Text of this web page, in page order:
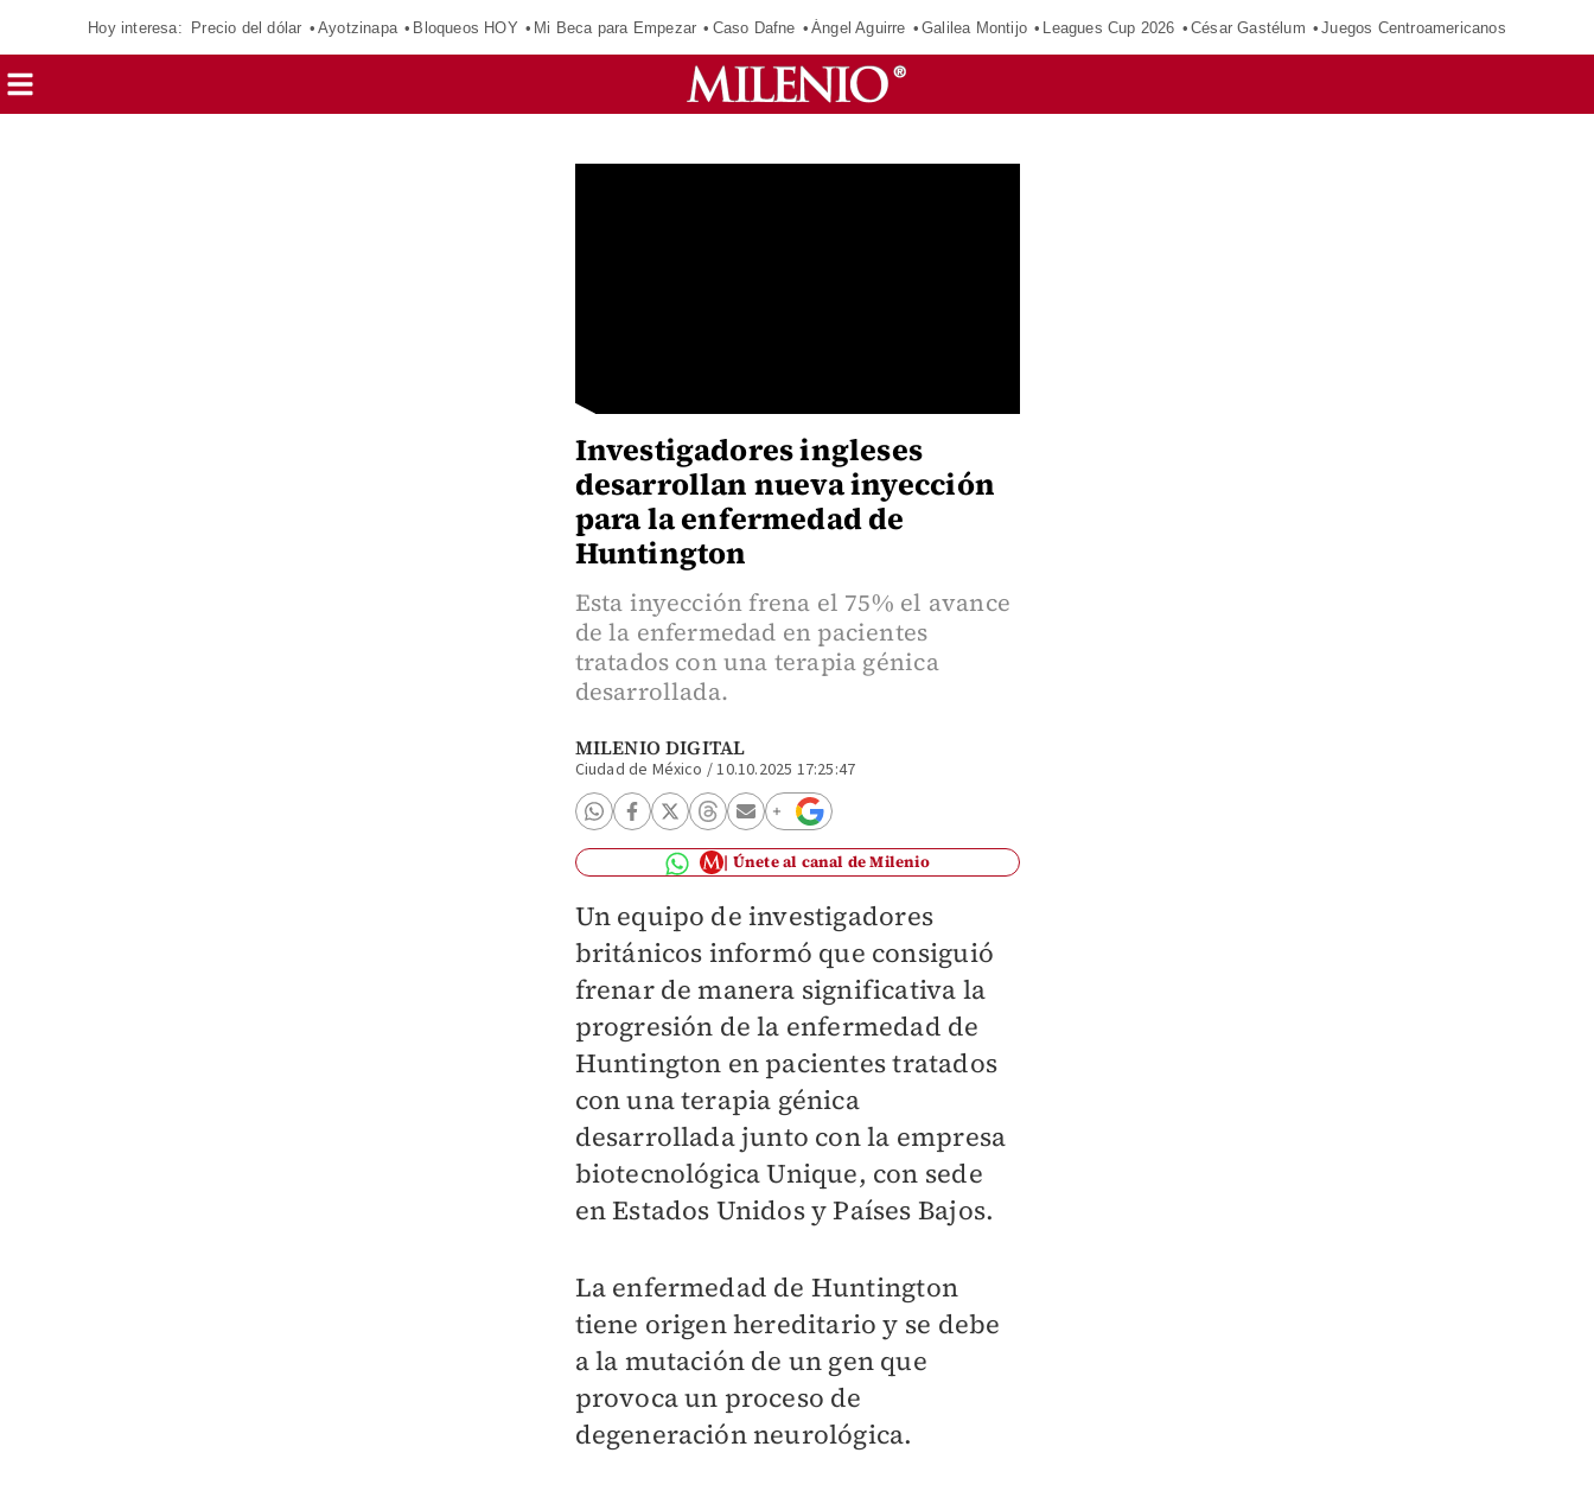
Hoy interesa: Precio del dólar Ayotzinapa Bloqueos HOY Mi Beca para Empezar Caso Dafne Ángel Aguirre Galilea Montijo Leagues Cup 2026 César Gastélum Juegos Centroamericanos
Investigadores ingleses
desarrollan nueva inyección
para la enfermedad de
Huntington
Esta inyección frena el 75% el avance
de la enfermedad en pacientes
tratados con una terapia génica
desarrollada.
MILENIO DIGITAL
Ciudad de México /10.10.2025 17:25:47
Únete al canal de Milenio
Un equipo de investigadores
británicos informó que consiguió
frenar de manera significativa la
progresión de la enfermedad de
Huntington en pacientes tratados
con una terapia génica
desarrollada junto con la empresa
biotecnológica Unique, con sede
en Estados Unidos y Países Bajos.
La enfermedad de Huntington
tiene origen hereditario y se debe
a la mutación de un gen que
provoca un proceso de
degeneración neurológica.